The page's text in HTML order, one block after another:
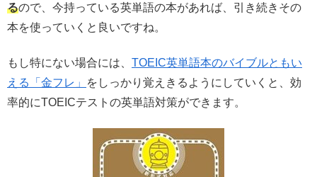
るので、今持っている英単語の本があれば、引き続きその
本を使っていくと良いですね。
もし特にない場合には、 TOEIC英単語本のバイブルともい
える「金フレ」
をしっかり覚えきるようにしていくと、効
率的にTOEICテストの英単語対策ができます。